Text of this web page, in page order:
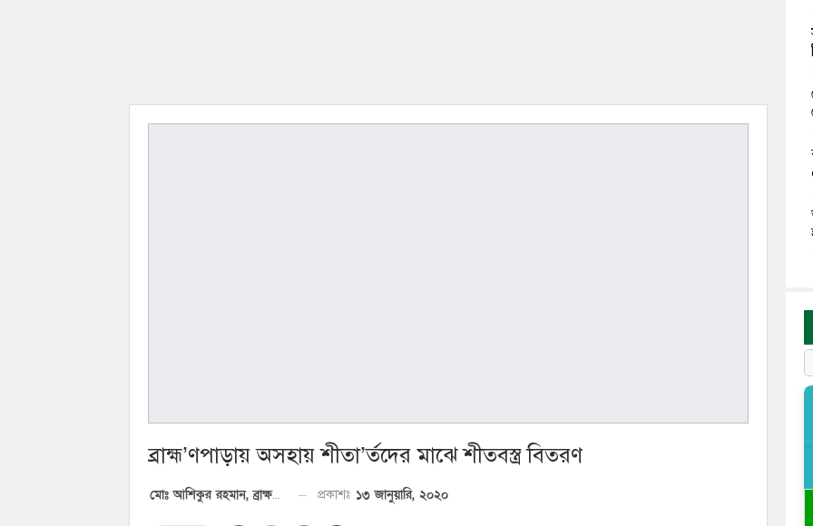
ব্রাহ্ম’ণপাড়ায় অসহায় শীতা’র্তদের মাঝে শীতবস্ত্র বিতরণ
মোঃ আশিকুর রহমান, ব্রাক্ষণপাড়া প্রতিনিধি প্রকাশঃ ১৩ জানুয়ারি, ২০২০